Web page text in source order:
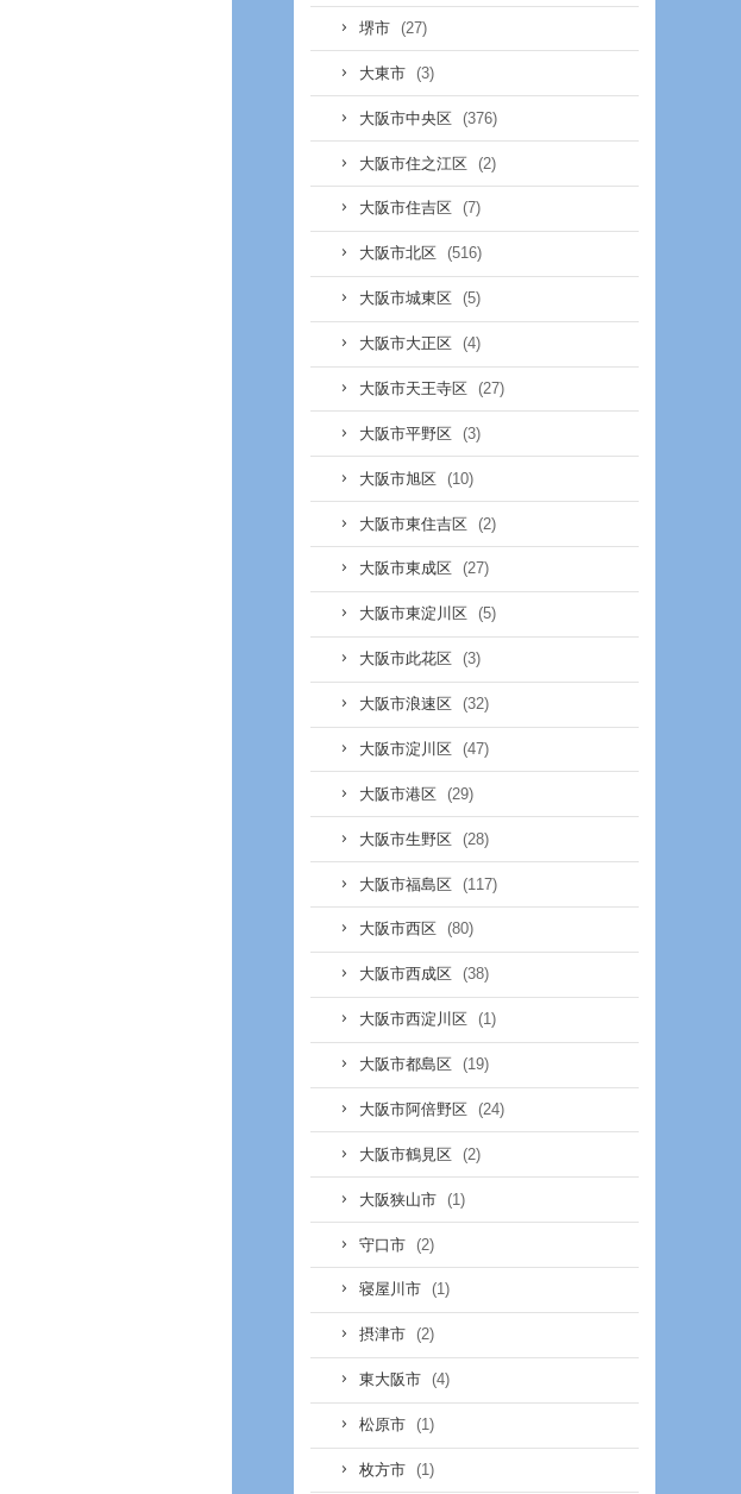
堺市 (27)
大東市 (3)
大阪市中央区 (376)
大阪市住之江区 (2)
大阪市住吉区 (7)
大阪市北区 (516)
大阪市城東区 (5)
大阪市大正区 (4)
大阪市天王寺区 (27)
大阪市平野区 (3)
大阪市旭区 (10)
大阪市東住吉区 (2)
大阪市東成区 (27)
大阪市東淀川区 (5)
大阪市此花区 (3)
大阪市浪速区 (32)
大阪市淀川区 (47)
大阪市港区 (29)
大阪市生野区 (28)
大阪市福島区 (117)
大阪市西区 (80)
大阪市西成区 (38)
大阪市西淀川区 (1)
大阪市都島区 (19)
大阪市阿倍野区 (24)
大阪市鶴見区 (2)
大阪狭山市 (1)
守口市 (2)
寝屋川市 (1)
摂津市 (2)
東大阪市 (4)
松原市 (1)
枚方市 (1)